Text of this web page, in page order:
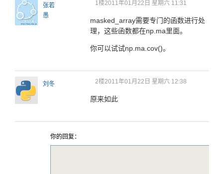
张若
愚
1楼2011年01月22日 星期六 11:31
masked_array需要专门的函数进行处
理，这些函数都在np.ma里面。
你可以试试np.ma.cov()。
刘冬 2楼2011年01月22日 星期六 12:38
原来如此
你的回复：